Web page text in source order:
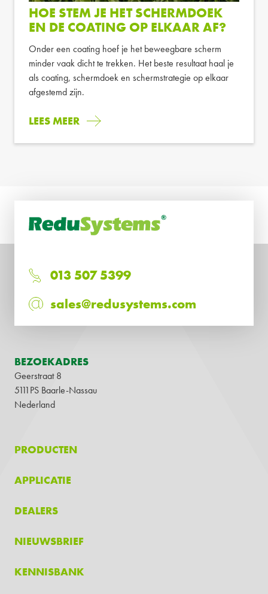
HOE STEM JE HET SCHERMDOEK
EN DE COATING OP ELKAAR AF?
Onder een coating hoef je het beweegbare scherm
minder vaak dicht te trekken. Het beste resultaat haal je
als coating, schermdoek en schermstrategie op elkaar
afgestemd zijn.
LEES MEER
013 507 5399
sales@redusystems.com
BEZOEKADRES
Geerstraat 8
5111PS Baarle-Nassau
Nederland
PRODUCTEN
APPLICATIE
DEALERS
NIEUWSBRIEF
KENNISBANK